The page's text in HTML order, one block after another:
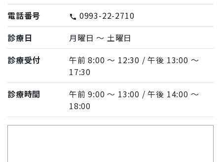
電話番号
call 0993-22-2710
診療日
月曜日 〜 土曜日
診療受付
午前 8:00 〜 12:30 / 午後 13:00 〜
17:30
診療時間
午前 9:00 〜 13:00 / 午後 14:00 〜
18:00